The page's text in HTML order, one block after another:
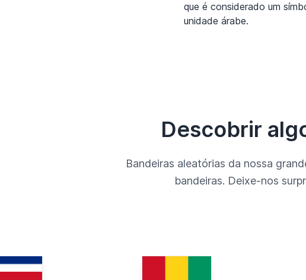
que é considerado um
unidade árabe.
Descobrir
Bandeiras aleatórias da nossa
bandeiras. Deixe-nos